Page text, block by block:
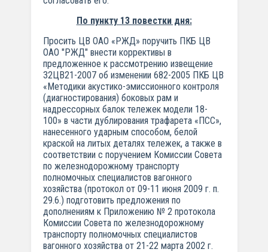
По пункту 13 повестки дня:
Просить ЦВ ОАО «РЖД» поручить ПКБ ЦВ
ОАО "РЖД" внести коррективы в
предложенное к рассмотрению извещение
32ЦВ21-2007 об изменении 682-2005 ПКБ ЦВ
«Методики акустико-эмиссионного контроля
(диагностирования) боковых рам и
надрессорных балок тележек модели 18-
100» в части дублирования трафарета «ПСС»,
нанесенного ударным способом, белой
краской на литых деталях тележек, а также в
соответствии с поручением Комиссии Совета
по железнодорожному транспорту
полномочных специалистов вагонного
хозяйства (протокол от 09-11 июня 2009 г. п.
29.6.) подготовить предложения по
дополнениям к Приложению № 2 протокола
Комиссии Совета по железнодорожному
транспорту полномочных специалистов
вагонного хозяйства от 21-22 марта 2002 г.